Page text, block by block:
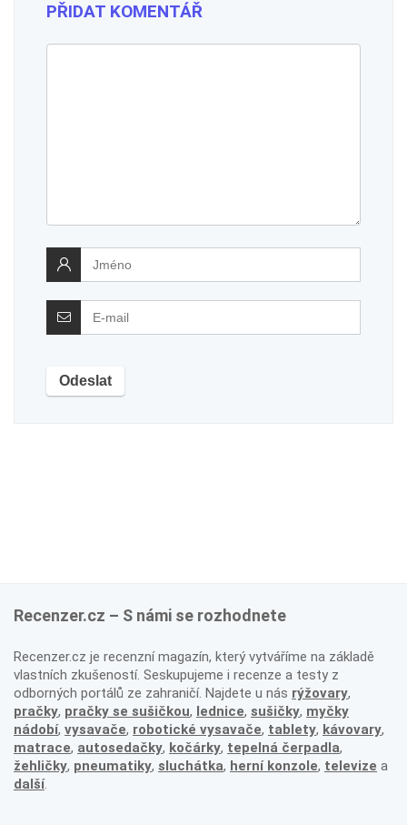
PŘIDAT KOMENTÁŘ
Recenzer.cz – S námi se rozhodnete
Recenzer.cz je recenzní magazín, který vytváříme na základě
vlastních zkušeností. Seskupujeme i recenze a testy z
odborných portálů ze zahraničí. Najdete u nás rýžovary,
pračky, pračky se sušičkou, lednice, sušičky, myčky
nádobí, vysavače, robotické vysavače, tablety, kávovary,
matrace, autosedačky, kočárky, tepelná čerpadla,
žehličky, pneumatiky, sluchátka, herní konzole, televize a
další.